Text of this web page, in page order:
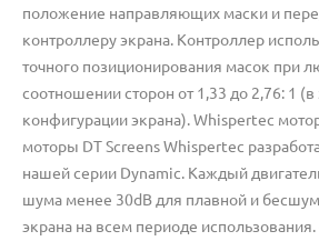
положение направляющих маски и
контроллеру экрана. Контроллер
точного позиционирования масок при
соотношении сторон от 1,33 до 2,76: 1 (в
конфигурации экрана). Whispertec
моторы DT Screens Whispertec
нашей серии Dynamic. Каждый
шума менее 30dB для плавной и
экрана на всем периоде